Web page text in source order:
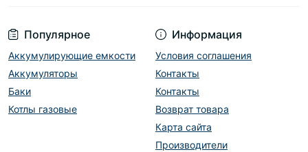
Популярное
Аккумулирующие емкости
Аккумуляторы
Баки
Котлы газовые
Информация
Условия соглашения
Контакты
Контакты
Возврат товара
Карта сайта
Производители